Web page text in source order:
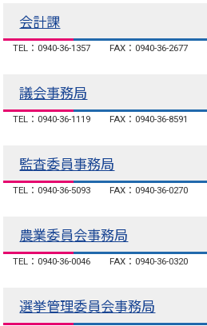
会計課
TEL：0940-36-1357 FAX：0940-36-2677
議会事務局
TEL：0940-36-1119 FAX：0940-36-8591
監査委員事務局
TEL：0940-36-5093 FAX：0940-36-0270
農業委員会事務局
TEL：0940-36-0046 FAX：0940-36-0320
選挙管理委員会事務局